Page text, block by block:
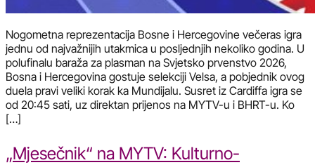
Nogometna reprezentacija Bosne i Hercegovine večeras igra
jednu od najvažnijih utakmica u posljednjih nekoliko godina. U
polufinalu baraža za plasman na Svjetsko prvenstvo 2026,
Bosna i Hercegovina gostuje selekciji Velsa, a pobjednik ovog
duela pravi veliki korak ka Mundijalu. Susret iz Cardiffa igra se
od 20:45 sati, uz direktan prijenos na MYTV-u i BHRT-u. Ko
[…]
„Mjesečnik“ na MYTV: Kulturno-